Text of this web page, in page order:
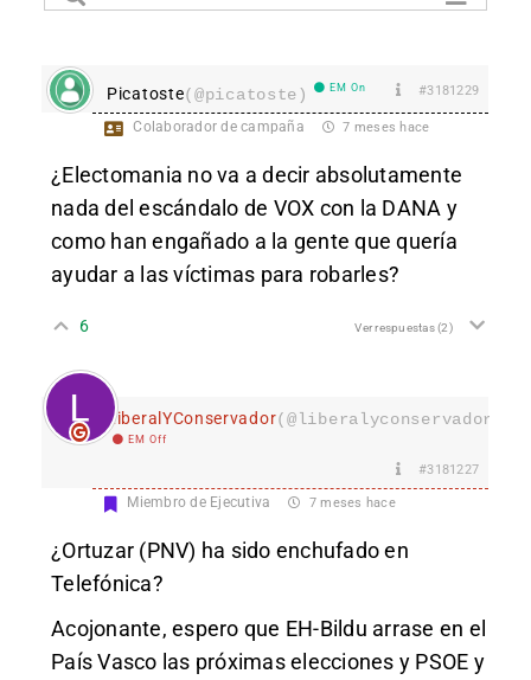
Picatoste(@picatoste) EM On #3181229
Colaborador de campaña 7 meses hace
¿Electomania no va a decir absolutamente
nada del escándalo de VOX con la DANA y
como han engañado a la gente que quería
ayudar a las víctimas para robarles?
6 Ver respuestas(2)
LiberalYConservador
EM Off
#3181227
Miembro de Ejecutiva 7 meses hace
¿Ortuzar (PNV) ha sido enchufado en
Telefónica?
Acojonante, espero que EH-Bildu arrase en el
País Vasco las próximas elecciones y PSOE y